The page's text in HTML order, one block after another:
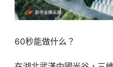
60秒能做什么？